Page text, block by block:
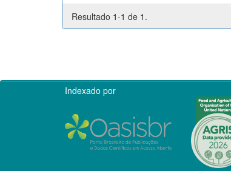
Resultado 1-1 de 1.
Indexado por